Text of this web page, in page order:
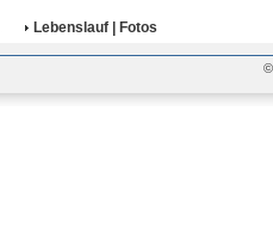
Lebenslauf | Fotos
©